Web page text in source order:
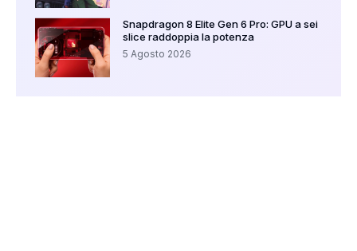
Snapdragon 8 Elite Gen 6 Pro: GPU a sei
slice raddoppia la potenza
5 Agosto 2026